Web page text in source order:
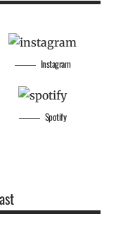
Instagram
Spotify